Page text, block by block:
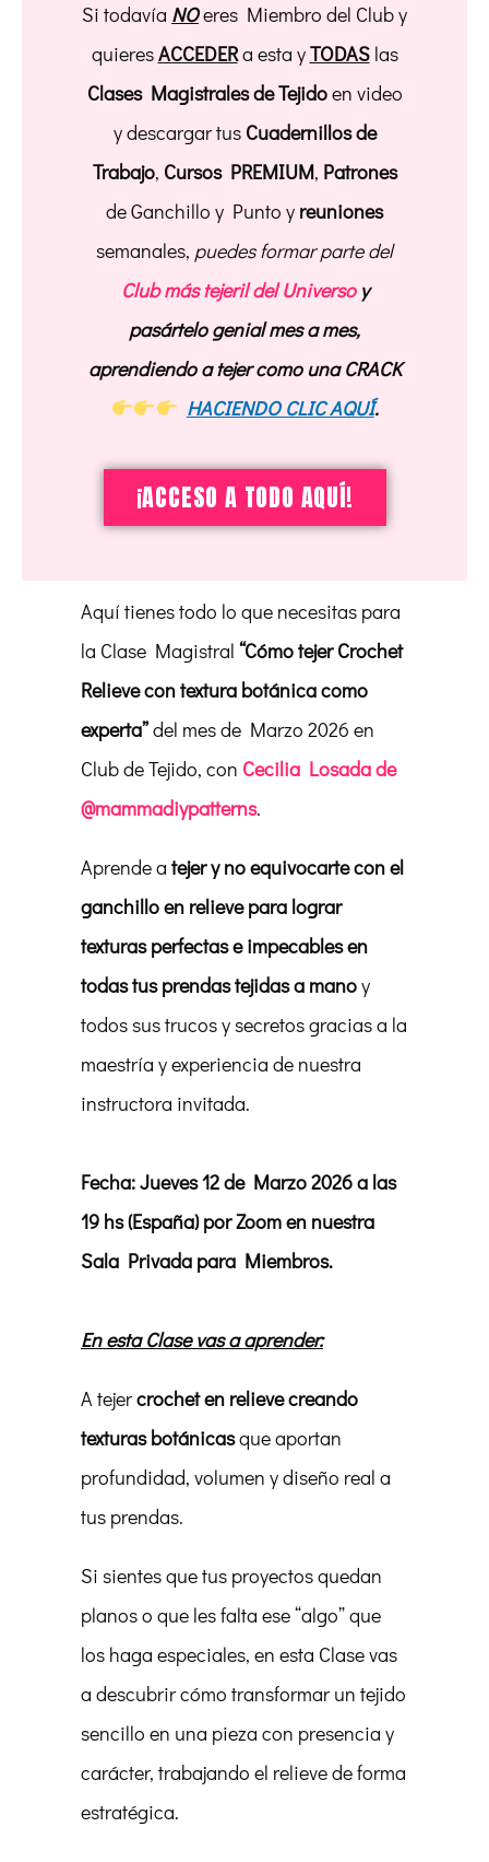
Si todavía NOeres Miembro del Club y
quieresACCEDERa esta yTODASlas
Clases Magistrales de Tejidoen video
y descargar tus Cuadernillos de
Trabajo, Cursos PREMIUM, Patrones
de Ganchillo y Punto y reuniones
semanales, puedes formar parte del
Club más tejeril del Universoy
pasártelo genial mes a mes,
aprendiendo a tejer como una CRACK
HACIENDO CLIC AQUÍ.
¡ACCESO A TODO AQUÍ!
Aquí tienes todo lo que necesitas para
la Clase Magistral “Cómo tejer Crochet
Relieve con textura botánica como
experta”del mes de Marzo 2026 en
Club de Tejido, con Cecilia Losada de
@mammadiypatterns.
Aprende a tejer y no equivocarte con el
ganchillo en relieve para lograr
texturas perfectas e impecables en
todas tus prendas tejidas a manoy
todos sus trucos y secretos gracias a la
maestría y experiencia de nuestra
instructora invitada.
Fecha: Jueves 12 de Marzo 2026 a las
19 hs (España) por Zoom en nuestra
Sala Privada para Miembros.
En esta Clase vas a aprender:
A tejercrochet en relieve creando
texturas botánicasque aportan
profundidad, volumen y diseño real a
tus prendas.
Si sientes que tus proyectos quedan
planos o que les falta ese “algo” que
los haga especiales, en esta Clase vas
a descubrir cómo transformar un tejido
sencillo en una pieza con presencia y
carácter, trabajando el relieve de forma
estratégica.